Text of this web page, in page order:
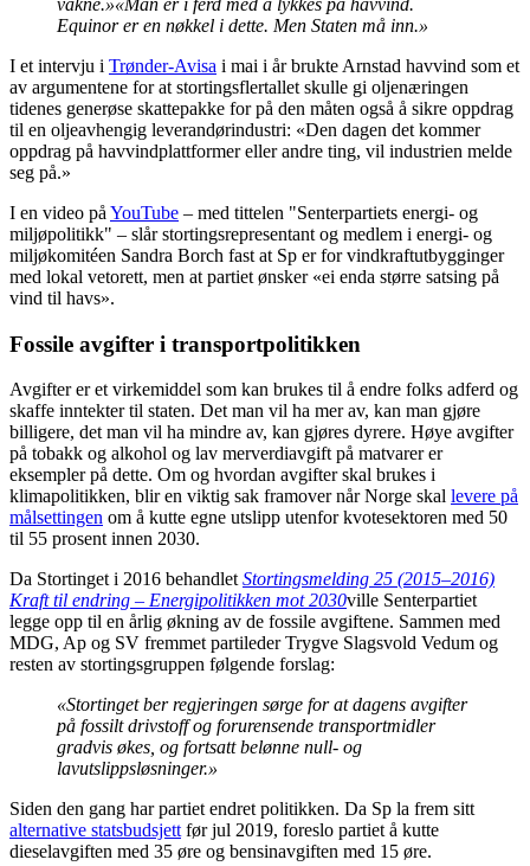
Equinor er en nøkkel i dette. Men Staten må inn.»
I et intervju i Trønder-Avisa i mai i år brukte Arnstad havvind som et
av argumentene for at stortingsflertallet skulle gi oljenæringen
tidenes generøse skattepakke for på den måten også å sikre oppdrag
til en oljeavhengig leverandørindustri: «Den dagen det kommer
oppdrag på havvindplattformer eller andre ting, vil industrien melde
seg på.»
I en video på YouTube – med tittelen "Senterpartiets energi- og
miljøpolitikk" – slår stortingsrepresentant og medlem i energi- og
miljøkomitéen Sandra Borch fast at Sp er for vindkraftutbygginger
med lokal vetorett, men at partiet ønsker «ei enda større satsing på
vind til havs».
Fossile avgifter i transportpolitikken
Avgifter er et virkemiddel som kan brukes til å endre folks adferd og
skaffe inntekter til staten. Det man vil ha mer av, kan man gjøre
billigere, det man vil ha mindre av, kan gjøres dyrere. Høye avgifter
på tobakk og alkohol og lav merverdiavgift på matvarer er
eksempler på dette. Om og hvordan avgifter skal brukes i
klimapolitikken, blir en viktig sak framover når Norge skal levere på
målsettingen om å kutte egne utslipp utenfor kvotesektoren med 50
til 55 prosent innen 2030.
Da Stortinget i 2016 behandlet Stortingsmelding 25 (2015–2016)
Kraft til endring – Energipolitikken mot 2030ville Senterpartiet
legge opp til en årlig økning av de fossile avgiftene. Sammen med
MDG, Ap og SV fremmet partileder Trygve Slagsvold Vedum og
resten av stortingsgruppen følgende forslag:
«Stortinget ber regjeringen sørge for at dagens avgifter
på fossilt drivstoff og forurensende transportmidler
gradvis økes, og fortsatt belønne null- og
lavutslippsløsninger.»
Siden den gang har partiet endret politikken. Da Sp la frem sitt
alternative statsbudsjett før jul 2019, foreslo partiet å kutte
dieselavgiften med 35 øre og bensinavgiften med 15 øre.